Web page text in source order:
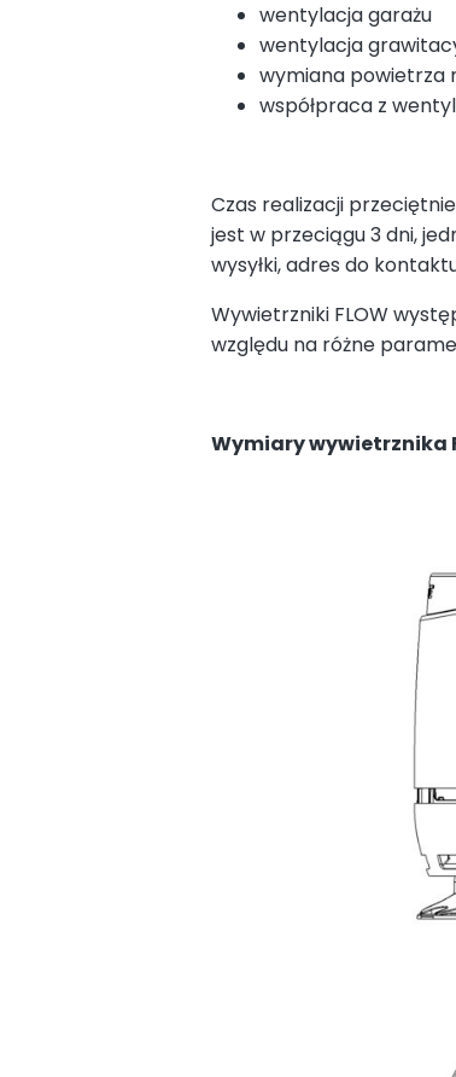
wentylacja garażu
wentylacja
wymiana powietrza
współpraca z
Czas realizacji
jest w przeciągu 3 dni,
wysyłki, adres do
Wywietrzniki FLOW
względu na różne
Wymiary wywietrznika